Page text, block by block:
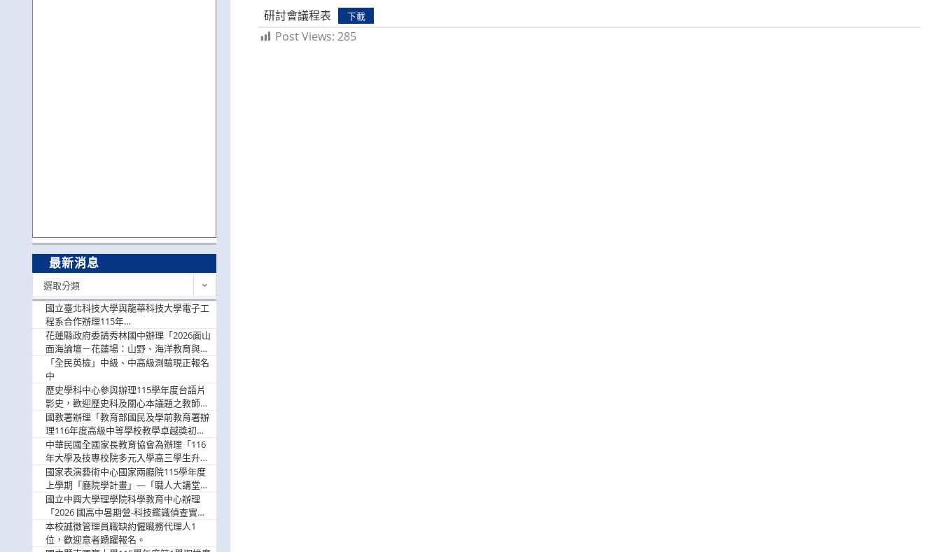
研討會議程表
下載
Post Views: 285
最新消息
選取分類
國立臺北科技大學與龍華科技大學電子工
程系合作辦理115年
「115.08.10~08.12「AI賦能應用於智慧半
導體研習營」，歡迎學生踴躍報名參加
花蓮縣政府委請秀林國中辦理「2026面山
面海論壇－花蓮場：山野、海洋教育與戶
外安全實務課程」，歡迎踴躍報名參加
「全民英檢」中級、中高級測驗現正報名
中
歷史學科中心參與辦理115學年度台語片
影史，歡迎歷史科及關心本議題之教師踴
躍報名參加
國教署辦理「教育部國民及學前教育署辦
理116年度高級中等學校教學卓越獎初選
實施計畫」，鼓勵教師踴躍報名
中華民國全國家長教育協會為辦理「116
年大學及技專校院多元入學高三學生升學
輔導家長說明會」
國家表演藝術中心國家兩廳院115學年度
上學期「廳院學計畫」—「職人大講堂」
及「一日體驗課程」，鼓勵踴躍報名參
與。
國立中興大學理學院科學教育中心辦理
「2026 國高中暑期營-科技鑑識偵查實戰
營」活動資訊，鼓勵學生踴躍報名參加。
本校誠徵管理員職缺約僱職務代理人1
位，歡迎意者踴躍報名。